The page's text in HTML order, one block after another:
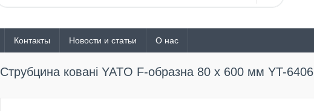
Контакты Новости и статьи О нас
Струбцина ковані YATO F-образна 80 x 600 мм YT-6406